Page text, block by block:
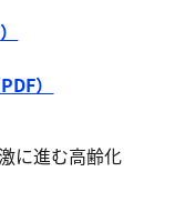
）
に進む高齢化